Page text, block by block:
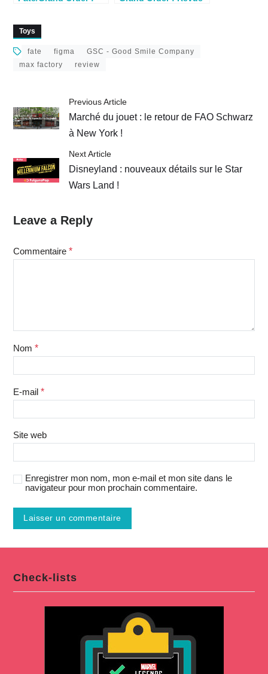
Toys
fate figma
GSC - Good Smile Company
max factory
review
Previous Article
Marché du jouet : le retour de FAO Schwarz
à New York !
Next Article
Disneyland : nouveaux détails sur le Star
Wars Land !
Leave a Reply
Commentaire *
Nom *
E-mail *
Site web
Enregistrer mon nom, mon e-mail et mon site dans le
navigateur pour mon prochain commentaire.
Check-lists